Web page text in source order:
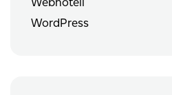
WordPress